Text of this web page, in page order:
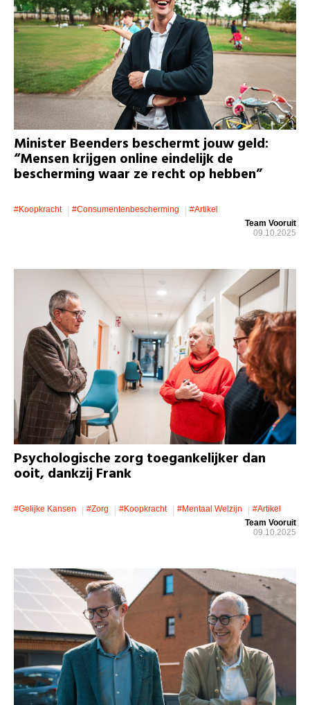
Minister Beenders beschermt jouw geld:
“Mensen krijgen online eindelijk de
bescherming waar ze recht op hebben”
#koopkracht #consumentenbescherming
#artikel
Team Vooruit
09.10.2025
Psychologische zorg toegankelijker dan
ooit, dankzij Frank
#gelijke Kansen #zorg #koopkracht #mentaal Welzijn
#artikel
Team Vooruit
09.10.2025